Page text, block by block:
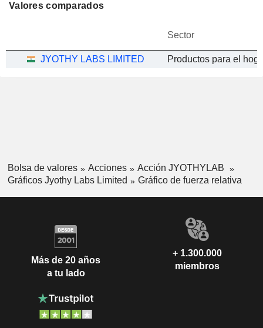
Valores comparados
Sector
JYOTHY LABS LIMITED Productos para el
Bolsa de valores Acciones
Acción JYOTHYLAB
Gráficos Jyothy Labs Limited
Gráfico de fuerza relativa
Más de 20 años
a tu lado
+ 1.300.000
miembros